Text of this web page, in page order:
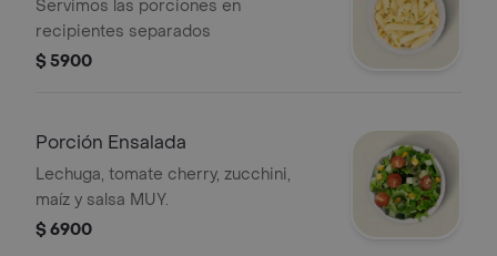
Servimos las porciones en
recipientes separados
$ 5900
Porción Ensalada
Lechuga, tomate cherry, zucchini,
maíz y salsa MUY.
$ 6900